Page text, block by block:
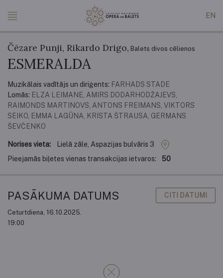
EN
Čēzare Punji, Rikardo Drigo, Balets divos cēlienos
ESMERALDA
Muzikālais vadītājs un diriģents: FARHADS STADE
Lomās: ELZA LEIMANE, AMIRS DODARHODŽAJEVS,
RAIMONDS MARTINOVS, ANTONS FREIMANS, VIKTORS
SEIKO, EMMA LAGŪNA, KRISTA ŠTRAUSA, GERMANS
ŠEVČENKO
Norises vieta:
Lielā zāle, Aspazijas bulvāris 3
Pieejamās biļetes vienas transakcijas ietvaros:
50
PASĀKUMA DATUMS CITI DATUMI
Ceturtdiena, 16.10.2025.
19:00